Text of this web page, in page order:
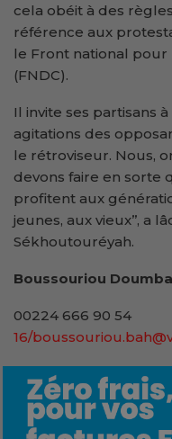
cela obéit à des
référence aux
le Front national pour
(FNDC).
Il invite ses partisans
agitations des
le rétroviseur. Nous,
devons faire en sorte
profitent aux
jeunes, aux vieux’’, a
Sékhoutouréyah.
Boussouriou
00224 666 90 54
16/